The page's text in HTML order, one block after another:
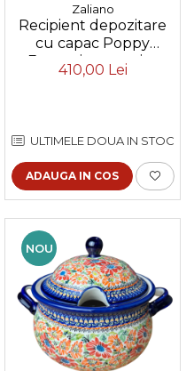
Zaliano
Recipient depozitare
cu capac Poppy
Fountain ceramica
smaltuita, pictat
410,00 Lei
ULTIMELE DOUA IN STOC
ADAUGA IN COS
NOU